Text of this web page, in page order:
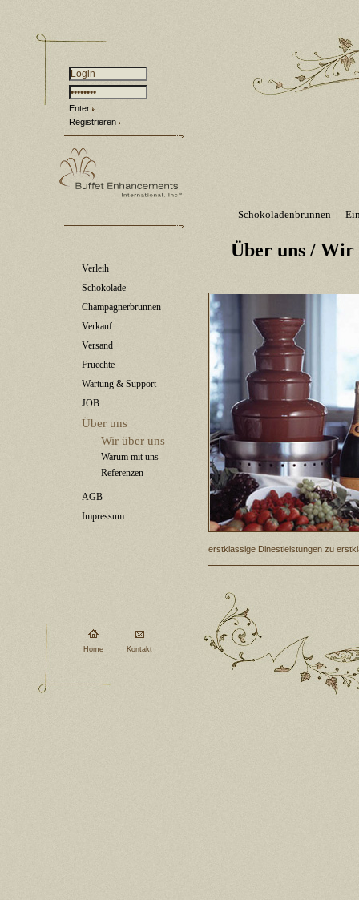
Enter
Registrieren
Verleih
Schokolade
Champagnerbrunnen
Verkauf
Versand
Fruechte
Wartung & Support
JOB
Über uns
Wir über uns
Warum mit uns
Referenzen
AGB
Impressum
Schokoladenbrunnen |
Über uns / Wir
erstklassige Dinestleistungen zu
Home Kontakt